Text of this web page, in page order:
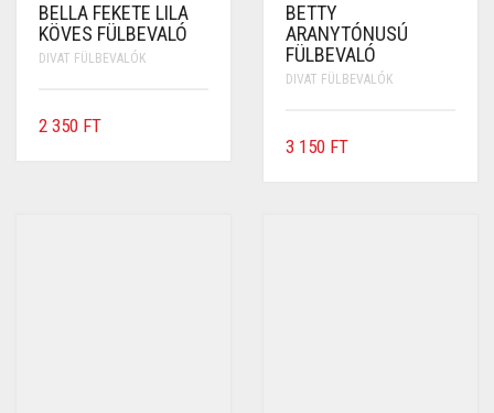
BELLA FEKETE LILA
KÖVES FÜLBEVALÓ
DIVAT FÜLBEVALÓK
2 350 FT
BETTY
ARANYTÓNUSÚ
FÜLBEVALÓ
DIVAT FÜLBEVALÓK
3 150 FT